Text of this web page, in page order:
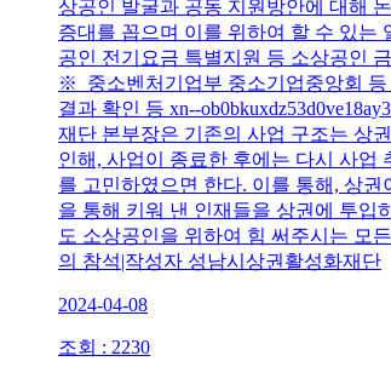
상공인 발굴과 공동 지원방안에 대해
증대를 꼽으며 이를 위하여 할 수 있는
공인 전기요금 특별지원 등 소상공인
※ 중소벤처기업부 중소기업중앙회 등
결과 확인 등 xn--
재단 본부장은 기존의 사업 구조는 상
인해, 사업이 종료한 후에는 다시 사업
를 고민하였으면 한다. 이를 통해, 상
을 통해 키워 낸 인재들을 상권에 투입
도 소상공인을 위하여 힘 써주시는 모
의 참석|작성자 성남시상권활성화재단
2024-04-08
조회 : 2230